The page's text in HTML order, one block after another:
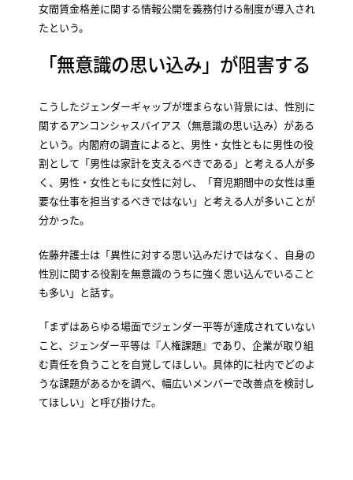
女間賃金格差に関する情報公開を義務付ける制度が導入され
たという。
「無意識の思い込み」が阻害する
こうしたジェンダーギャップが埋まらない背景には、性別に
関するアンコンシャスバイアス（無意識の思い込み）がある
という。内閣府の調査によると、男性・女性ともに男性の役
割として「男性は家計を支えるべきである」と考える人が多
く、男性・女性ともに女性に対し、「育児期間中の女性は重
要な仕事を担当するべきではない」と考える人が多いことが
分かった。
佐藤弁護士は「異性に対する思い込みだけではなく、自身の
性別に関する役割を無意識のうちに強く思い込んでいること
も多い」と話す。
「まずはあらゆる場面でジェンダー平等が達成されていない
こと、ジェンダー平等は『人権課題』であり、企業が取り組
む責任を負うことを自覚してほしい。具体的に社内でどのよ
うな課題があるかを調べ、幅広いメンバーで改善点を検討し
てほしい」と呼び掛けた。